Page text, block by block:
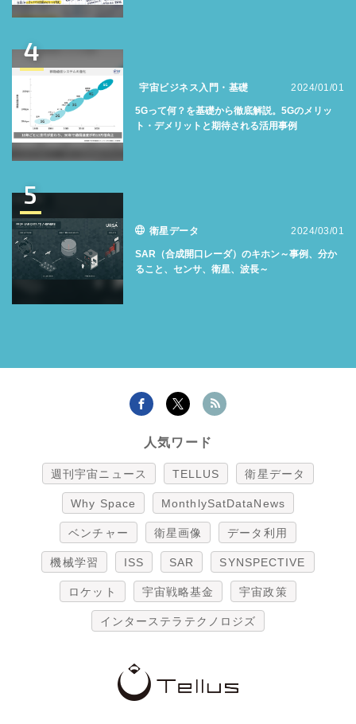
4
宇宙ビジネス入門・基礎 2024/01/01
5Gって何？を基礎から徹底解説。5Gのメリッ
ト・デメリットと期待される活用事例
5
衛星データ 2024/03/01
SAR（合成開口レーダ）のキホン～事例、分か
ること、センサ、衛星、波長～
人気ワード
週刊宇宙ニュース TELLUS 衛星データ
Why Space MonthlySatDataNews
ベンチャー 衛星画像 データ利用
機械学習 ISS SAR SYNSPECTIVE
ロケット 宇宙戦略基金 宇宙政策
インターステラテクノロジズ